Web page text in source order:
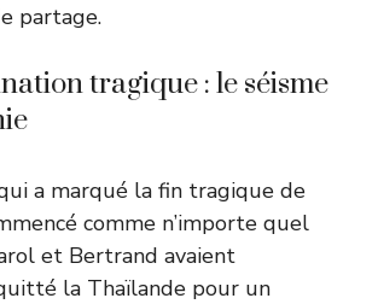
partage.
tragique : le séisme
a marqué la fin tragique de
comme n’importe quel
et Bertrand avaient
la Thaïlande pour un